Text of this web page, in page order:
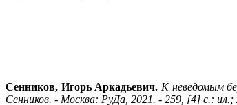
Сенников, Игорь Аркадьевич. К неведомым
Сенников. - Москва: РуДа, 2021. - 259, [4] с.: